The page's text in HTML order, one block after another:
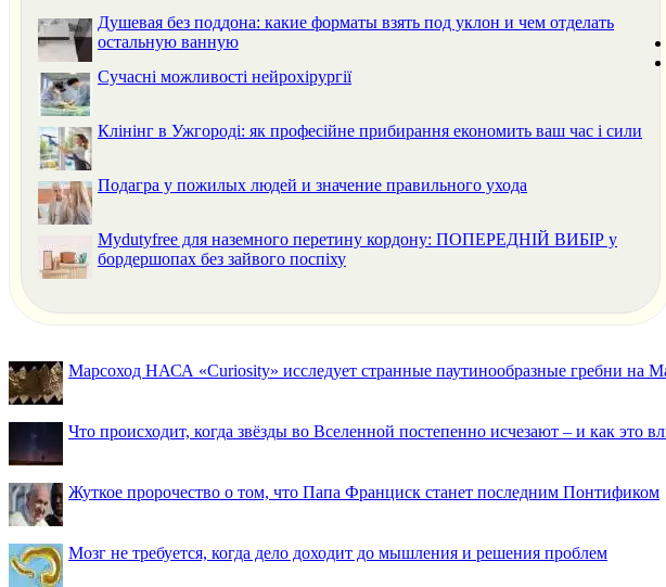
Душевая без поддона: какие форматы взять под уклон и чем отделать
остальную ванную
Сучасні можливості нейрохірургії
Клінінг в Ужгороді: як професійне прибирання економить ваш час і сили
Подагра у пожилых людей и значение правильного ухода
Mydutyfree для наземного перетину кордону: ПОПЕРЕДНІЙ ВИБІР у
бордершопах без зайвого поспіху
Марсоход НАСА «Curiosity» исследует странные паутинообразные гребни на
Что происходит, когда звёзды во Вселенной постепенно исчезают – и как это
Жуткое пророчество о том, что Папа Франциск станет последним Понтификом
Мозг не требуется, когда дело доходит до мышления и решения проблем